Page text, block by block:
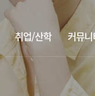
취업/산학 커뮤니